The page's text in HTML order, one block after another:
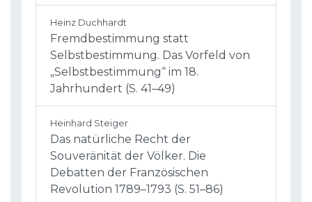
Heinz Duchhardt
Fremdbestimmung statt
Selbstbestimmung. Das Vorfeld von
„Selbstbestimmung“ im 18.
Jahrhundert (S. 41–49)
Heinhard Steiger
Das natürliche Recht der
Souveränität der Völker. Die
Debatten der Französischen
Revolution 1789–1793 (S. 51–86)